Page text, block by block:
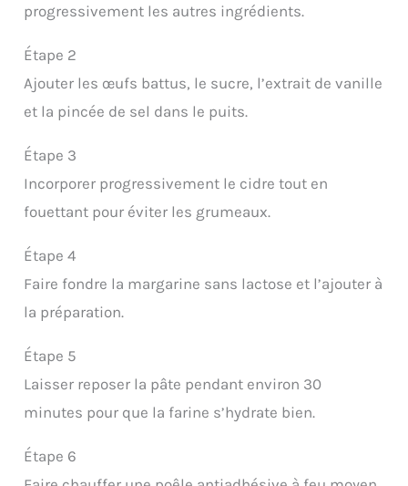
progressivement les autres ingrédients.
Étape 2
Ajouter les œufs battus, le sucre, l’extrait de vanille
et la pincée de sel dans le puits.
Étape 3
Incorporer progressivement le cidre tout en
fouettant pour éviter les grumeaux.
Étape 4
Faire fondre la margarine sans lactose et l’ajouter à
la préparation.
Étape 5
Laisser reposer la pâte pendant environ 30
minutes pour que la farine s’hydrate bien.
Étape 6